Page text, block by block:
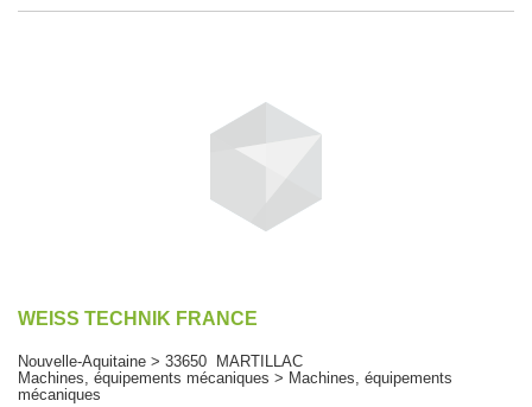
WEISS TECHNIK FRANCE
Nouvelle-Aquitaine > 33650 MARTILLAC
Machines, équipements mécaniques > Machines, équipements
mécaniques